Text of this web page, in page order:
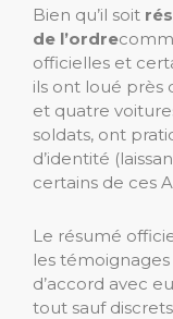
Bien qu’il soit
de l’ordre
officielles et
ils ont loué près
et quatre
soldats, ont
d’identité
certains de ces
Le résumé
les
d’accord avec
tout sauf